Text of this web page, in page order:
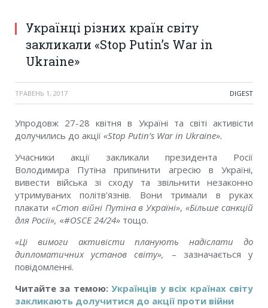
Українці різних країн світу
закликали «Stop Putin’s War in
Ukraine»
ТРАВЕНЬ 1, 2017 DIGEST
Упродовж 27-28 квітня в Україні та світі активісти
долучились до акції «Stop Putin’s War in Ukraine».
Учасники акції закликали президента Росії
Володимира Путіна припинити агресію в Україні,
вивести війська зі сходу та звільнити незаконно
утримуваних політв’язнів. Вони тримали в руках
плакати «Стоп війні Путіна в Україні»,«Більше санкцій
для Росії», «#OSCE 24/24» тощо.
«Ці вимоги активісти планують надіслати до
дипломатичних установ світу»,
– зазначається у
повідомленні.
Читайте за темою:Українців у всіх країнах світу
закликають долучитися до акції проти війни